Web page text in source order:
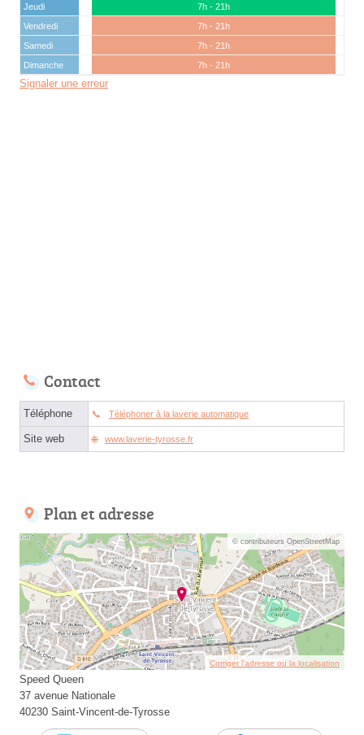
Jeudi
7h - 21h
Vendredi
7h - 21h
Samedi
7h - 21h
Dimanche
7h - 21h
Signaler une erreur
Contact
Téléphone Téléphoner à la laverie automatique
Site web www.laverie-tyrosse.fr
Plan et adresse
© contributeurs OpenStreetMap
Corriger l’adresse ou la localisation
Speed Queen
37 avenue Nationale
40230 Saint-Vincent-de-Tyrosse